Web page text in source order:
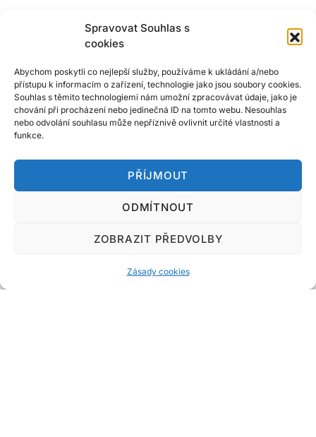
Spravovat Souhlas s
cookies
Abychom poskytli co nejlepší služby, používáme k ukládání a/nebo
přístupu k informacím o zařízení, technologie jako jsou soubory cookies.
Souhlas s těmito technologiemi nám umožní zpracovávat údaje, jako je
chování při procházení nebo jedinečná ID na tomto webu. Nesouhlas
nebo odvolání souhlasu může nepříznivě ovlivnit určité vlastnosti a
funkce.
PŘÍJMOUT
ODMÍTNOUT
ZOBRAZIT PŘEDVOLBY
Zásady cookies
Zásady cookies